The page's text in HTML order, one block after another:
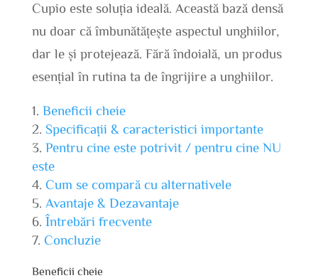
Cupio este soluția ideală. Această bază densă
nu doar că îmbunătățește aspectul unghiilor,
dar le și protejează. Fără îndoială, un produs
esențial în rutina ta de îngrijire a unghiilor.
Beneficii cheie
Specificații & caracteristici importante
Pentru cine este potrivit / pentru cine NU
este
Cum se compară cu alternativele
Avantaje & Dezavantaje
Întrebări frecvente
Concluzie
Beneficii cheie